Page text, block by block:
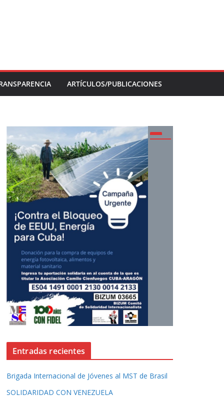
ARTÍCULOS/PUBLICACIONES
Entradas recientes
Brigada Internacional de Jóvenes al MST de Brasil
SOLIDARIDAD CON VENEZUELA